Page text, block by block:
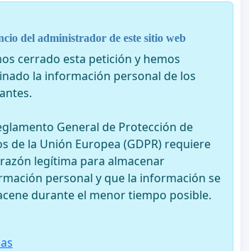
del administrador de este sitio web
cerrado esta petición y hemos
la información personal de los
General de Protección de
de la Unión Europea (GDPR) requiere
legítima para almacenar
personal y que la información se
durante el menor tiempo posible.